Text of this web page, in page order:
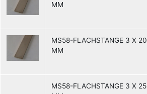
MM
MS58-FLACHSTANGE 3 X 20
MM
MS58-FLACHSTANGE 3 X 25